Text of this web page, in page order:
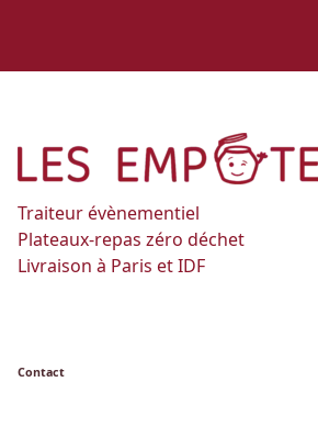
Traiteur évènementiel
Plateaux-repas zéro déchet
Livraison à Paris et IDF
Contact